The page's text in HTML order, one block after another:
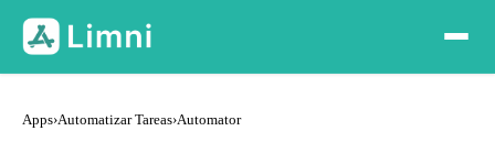
Apps›Automatizar Tareas›Automator